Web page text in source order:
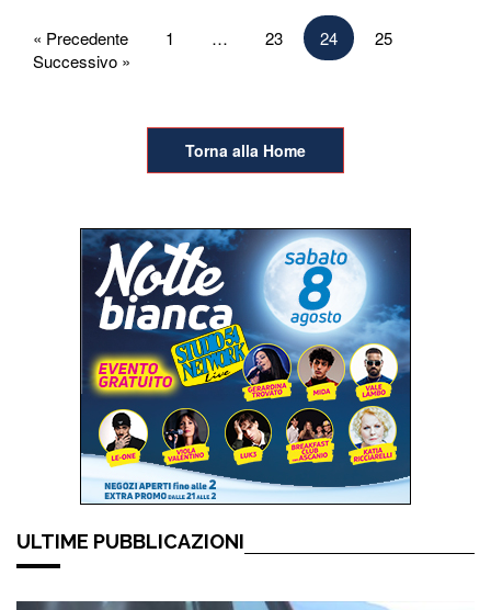
Paginazione
degli
« Precedente 1 … 23 24
25
Successivo »
Torna alla Home
ULTIME PUBBLICAZIONI